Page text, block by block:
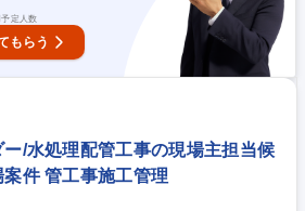
定人数
もらう
/水処理配管工事の現場主担当候
件 管工事施工管理